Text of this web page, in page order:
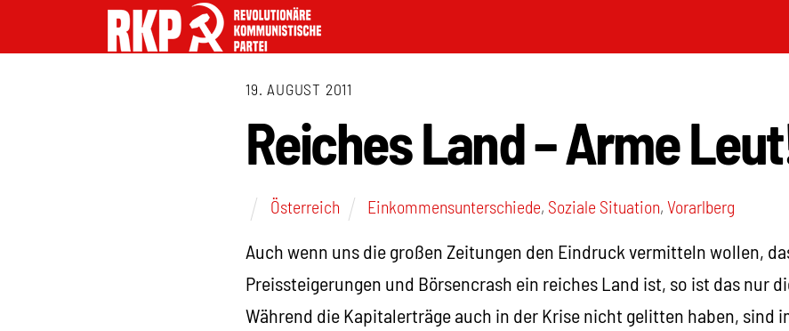
19. AUGUST 2011
Reiches Land – Arme
Österreich Einkommensunterschiede, Soziale Situation,Vorarlberg
Auch wenn uns die großen Zeitungen den Eindruck vermitteln wollen,
Preissteigerungen und Börsencrash ein reiches Land ist, so ist das nur
Während die Kapitalerträge auch in der Krise nicht gelitten haben, sind